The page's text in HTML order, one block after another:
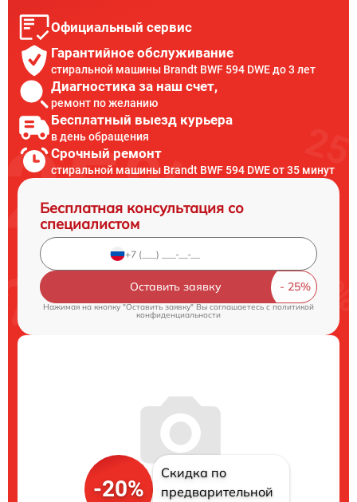
Официальный сервис
Гарантийное обслуживание
стиральной машины Brandt BWF 594 DWE до 3 лет
Диагностика за наш счет,
ремонт по желанию
Бесплатный выезд курьера
в день обращения
Срочный ремонт
стиральной машины Brandt BWF 594 DWE от 35 минут
Бесплатная консультация со
специалистом
Оставить заявку
Нажимая на кнопку "Оставить заявку" Вы соглашаетесь cполитикой
конфиденциальности
-20%
Скидка по
предварительной